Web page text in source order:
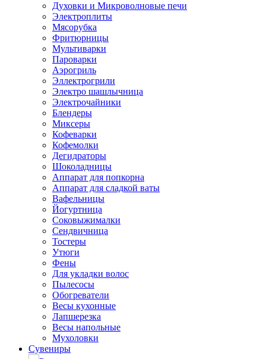
Духовки и Микроволновые печи
Электроплиты
Мясорубка
Фритюрницы
Мультиварки
Пароварки
Аэрогриль
Эллектрогрили
Электро шашлычница
Электрочайники
Блендеры
Миксеры
Кофеварки
Кофемолки
Дегидраторы
Шоколадницы
Аппарат для попкорна
Аппарат для сладкой ваты
Вафельницы
Йогуртница
Соковыжималки
Сендвичница
Тостеры
Утюги
Фены
Для укладки волос
Пылесосы
Обогреватели
Весы кухонные
Лапшерезка
Весы напольные
Мухоловки
Сувениры